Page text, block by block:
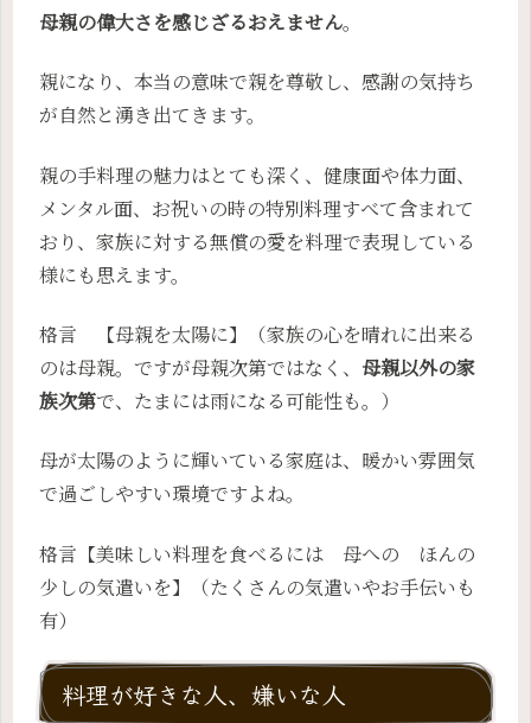
母親の偉大さを感じざるおえません。
親になり、本当の意味で親を尊敬し、感謝の気持ち
が自然と湧き出てきます。
親の手料理の魅力はとても深く、健康面や体力面、
メンタル面、お祝いの時の特別料理すべて含まれて
おり、家族に対する無償の愛を料理で表現している
様にも思えます。
格言 【母親を太陽に】（家族の心を晴れに出来る
のは母親。ですが母親次第ではなく、 母親以外の家
族次第で、たまには雨になる可能性も。）
母が太陽のように輝いている家庭は、暖かい雰囲気
で過ごしやすい環境ですよね。
格言【美味しい料理を食べるには 母への ほんの
少しの気遣いを】（たくさんの気遣いやお手伝いも
有）
料理が好きな人、嫌いな人